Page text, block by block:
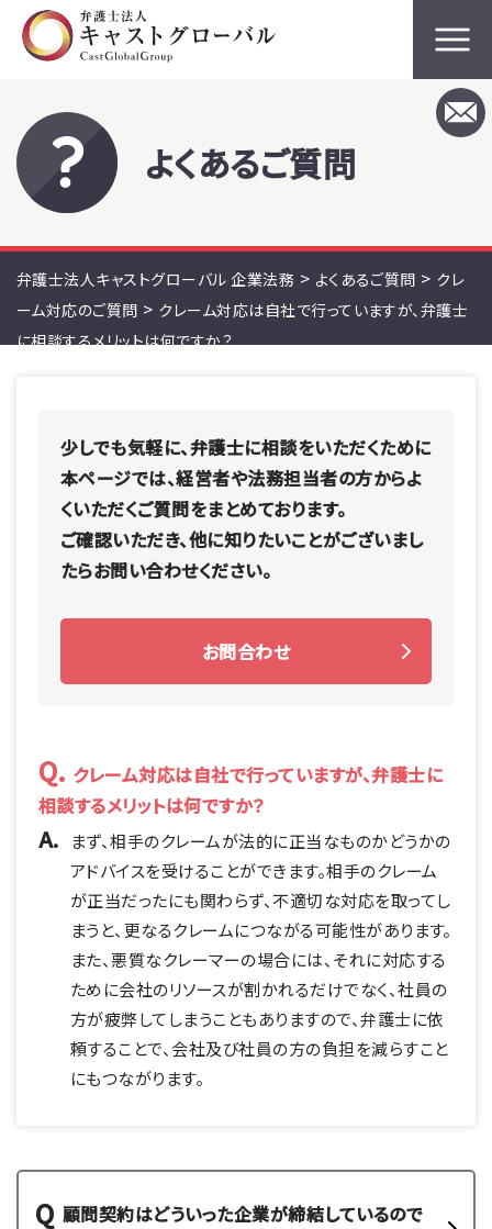
よくあるご質問
弁護士法人キャストグローバル 企業法務 > よくあるご質問 > クレ
ーム対応のご質問 > クレーム対応は自社で行っていますが、弁護士
に相談するメリットは何ですか？
少しでも気軽に、弁護士に相談をいただくために
本ページでは、経営者や法務担当者の方からよ
くいただくご質問をまとめております。
ご確認いただき、他に知りたいことがございまし
たらお問い合わせください。
お問合わせ
Q. クレーム対応は自社で行っていますが、弁護士に
相談するメリットは何ですか？
A.
まず、相手のクレームが法的に正当なものかどうかの
アドバイスを受けることができます。相手のクレーム
が正当だったにも関わらず、不適切な対応を取ってし
まうと、更なるクレームにつながる可能性があります。
また、悪質なクレーマーの場合には、それに対応する
ために会社のリソースが割かれるだけでなく、社員の
方が疲弊してしまうこともありますので、弁護士に依
頼することで、会社及び社員の方の負担を減らすこと
にもつながります。
顧問契約はどういった企業が締結しているので